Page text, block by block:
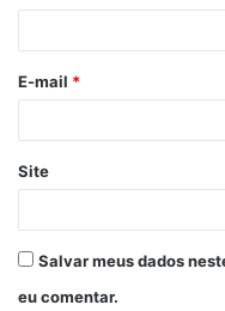
E-mail *
Site
Salvar meus dados
eu comentar.